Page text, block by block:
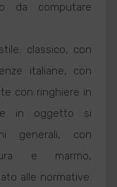
da computare
classico, con
italiane, con
con ringhiere in
in oggetto si
generali, con
e marmo,
alle normative.